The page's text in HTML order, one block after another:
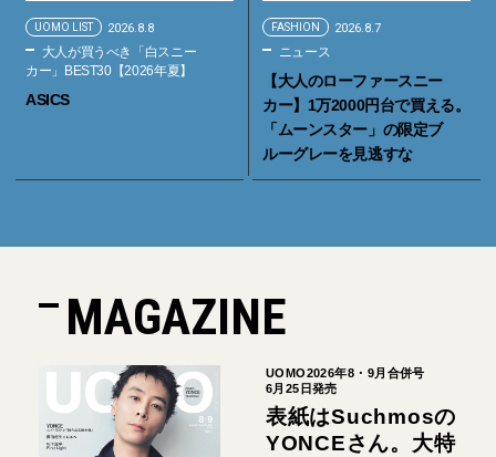
UOMO LIST 2026.8.8
大人が買うべき「白スニー
カー」BEST30【2026年夏】
ASICS
FASHION 2026.8.7
ニュース
【大人のローファースニー
カー】1万2000円台で買える。
「ムーンスター」の限定ブ
ルーグレーを見逃すな
MAGAZINE
UOMO2026年8・9月合併号
6月25日発売
表紙はSuchmosの
YONCEさん。大特